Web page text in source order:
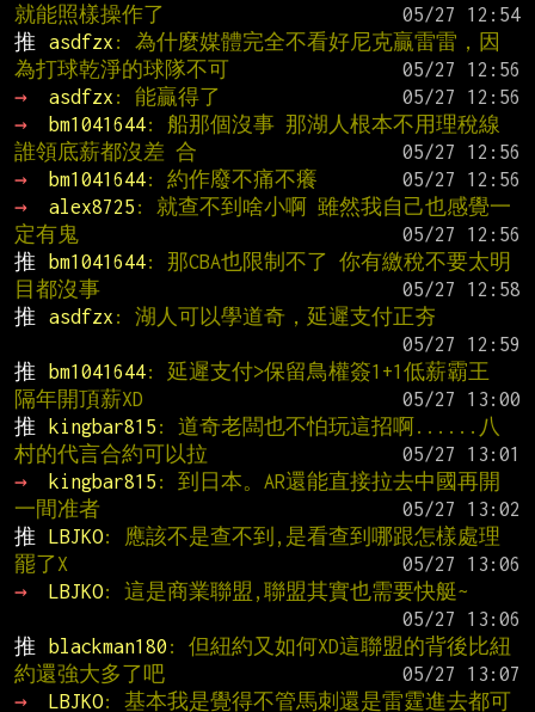
就能照樣操作了
推
asdfzx : 為什麼媒體完全不看好尼克贏雷雷，因
為打球乾淨的球隊不可
→
asdfzx : 能贏得了
→
bm1041644: 船那個沒事 那湖人根本不用理稅線
誰領底薪都沒差 合
→
bm1041644: 約作廢不痛不癢
→
alex8725 : 就查不到啥小啊 雖然我自己也感覺一
定有鬼
推
bm1041644: 那CBA也限制不了 你有繳稅不要太明
目都沒事
推
asdfzx : 湖人可以學道奇，延遲支付正夯
推
bm1041644: 延遲支付>保留鳥權簽1+1低薪霸王
隔年開頂薪XD
推
kingbar815 : 道奇老闆也不怕玩這招啊......八
村的代言合約可以拉
→
kingbar815 : 到日本。AR還能直接拉去中國再開
一間准者
推
LBJKO: 應該不是查不到,是看查到哪跟怎樣處理
罷了X
→
LBJKO: 這是商業聯盟,聯盟其實也需要快艇~
推
blackman180 : 但紐約又如何XD這聯盟的背後比紐
約還強大多了吧
→
LBJKO: 基本我是覺得不管馬刺還是雷霆進去都可